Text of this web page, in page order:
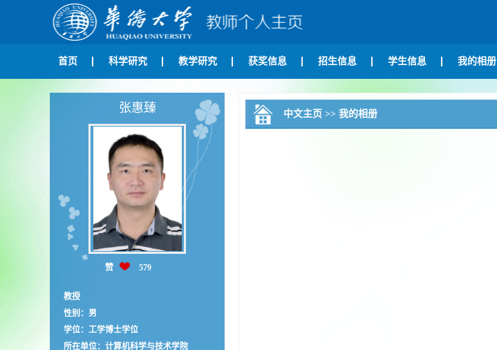
首页 科学研究 教学研究 获奖信息 招生信息 学生信息 我的相册
张惠臻
赞 579
教授
性别：男
学位：工学博士学位
所在单位：计算机科学与技术学院
中文主页 >> 我的相册